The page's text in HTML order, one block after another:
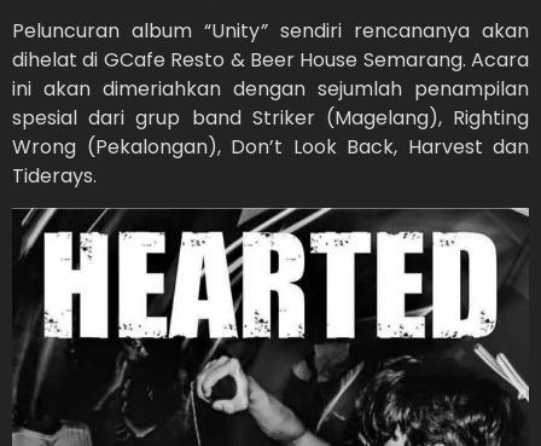
Peluncuran album “Unity”sendiri rencananya akan
dihelat di GCafe Resto & Beer House Semarang. Acara
ini akan dimeriahkan dengan sejumlah penampilan
spesial dari grup band Striker (Magelang), Righting
Wrong (Pekalongan), Don’t Look Back, Harvest dan
Tiderays.